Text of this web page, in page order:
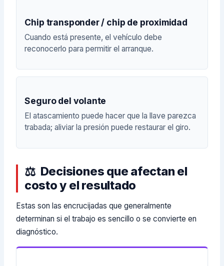
Chip transponder / chip de proximidad
Cuando está presente, el vehículo debe
reconocerlo para permitir el arranque.
Seguro del volante
El atascamiento puede hacer que la llave parezca
trabada; aliviar la presión puede restaurar el giro.
Decisiones que afectan el
costo y el resultado
Estas son las encrucijadas que generalmente
determinan si el trabajo es sencillo o se convierte en
diagnóstico.